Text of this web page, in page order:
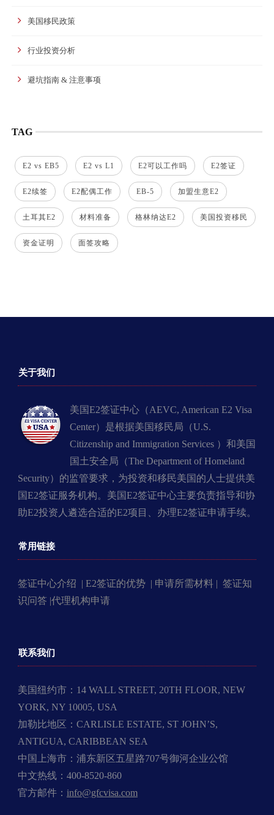
美国移民政策
行业投资分析
避坑指南 & 注意事项
TAG
E2 vs EB5 E2 vs L1 E2可以工作吗 E2签证
E2续签 E2配偶工作 EB-5 加盟生意E2
土耳其E2 材料准备 格林纳达E2 美国投资移民
资金证明 面签攻略
关于我们
美国E2签证中心（AEVC, American E2 Visa
Center）是根据美国移民局（U.S.
Citizenship and Immigration Services ）和美国
国土安全局（The Department of Homeland
Security）的监管要求，为投资和移民美国的人士提供美
国E2签证服务机构。美国E2签证中心主要负责指导和协
助E2投资人遴选合适的E2项目、办理E2签证申请手续。
常用链接
签证中心介绍 | E2签证的优势 | 申请所需材料 | 签证知
识问答 |代理机构申请
联系我们
美国纽约市：14 WALL STREET, 20TH FLOOR, NEW
YORK, NY 10005, USA
加勒比地区：CARLISLE ESTATE, ST JOHN’S,
ANTIGUA, CARIBBEAN SEA
中国上海市：浦东新区五星路707号御河企业公馆
中文热线：400-8520-860
官方邮件： info@gfcvisa.com